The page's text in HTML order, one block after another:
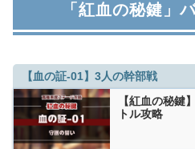
「紅血の秘鍵」
【血の証-01】3人の幹部戦
【紅血の秘鍵
トル攻略